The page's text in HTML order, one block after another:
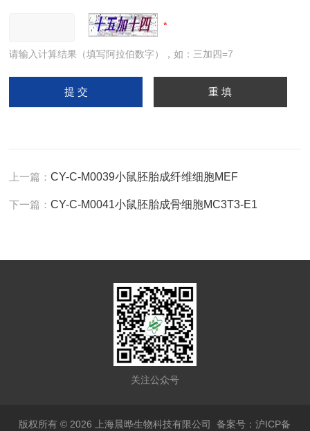
请输入计算结果（填写阿拉伯数字），如：三加四=7
上一篇：CY-C-M0039小鼠胚胎成纤维细胞MEF
下一篇：CY-C-M0041小鼠胚胎成骨细胞MC3T3-E1
关注公众号
版权所有 © 2026 上海晨晔生物科技有限公司备案号：沪ICP备